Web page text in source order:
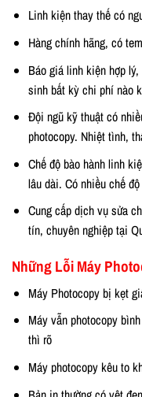
Linh kiện thay thế có
Hàng chính hãng, có
Báo giá linh kiện hợp
sinh bất kỳ chi phí nào
Đội ngũ kỹ thuật có
photocopy. Nhiệt tình,
Chế độ bào hành linh
lâu dài. Có nhiều chế
Cung cấp dịch vụ sửa
tín, chuyên nghiệp tại
Những Lỗi Máy
Máy Photocopy bị kẹt
Máy vẫn photocopy
thì rõ
Máy photocopy kêu to